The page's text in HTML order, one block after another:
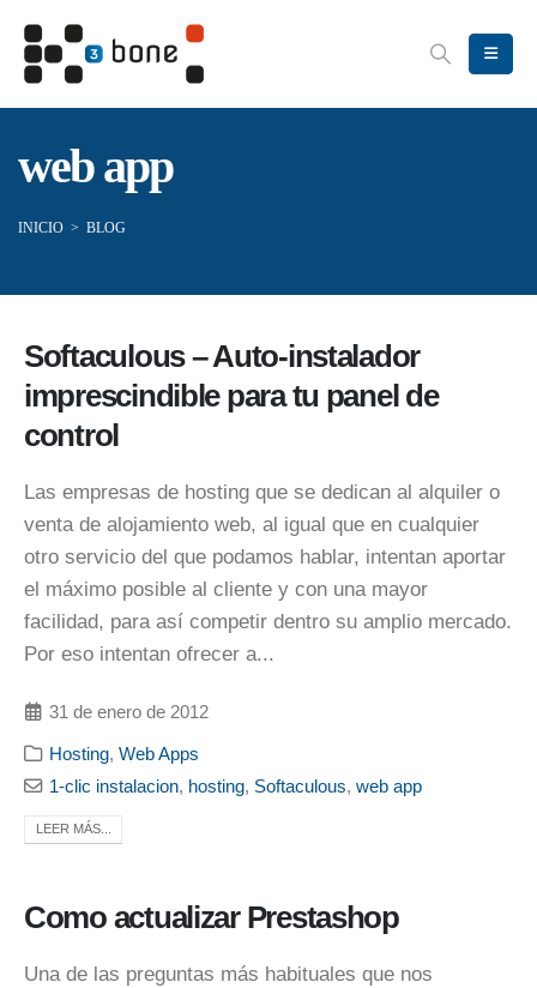
web app
INICIO > BLOG
Softaculous – Auto-instalador
imprescindible para tu panel de
control
Las empresas de hosting que se dedican al alquiler o
venta de alojamiento web, al igual que en cualquier
otro servicio del que podamos hablar, intentan aportar
el máximo posible al cliente y con una mayor
facilidad, para así competir dentro su amplio mercado.
Por eso intentan ofrecer a...
31 de enero de 2012
Hosting,Web Apps
1-clic instalacion, hosting, Softaculous,web app
LEER MÁS...
Como actualizar Prestashop
Una de las preguntas más habituales que nos